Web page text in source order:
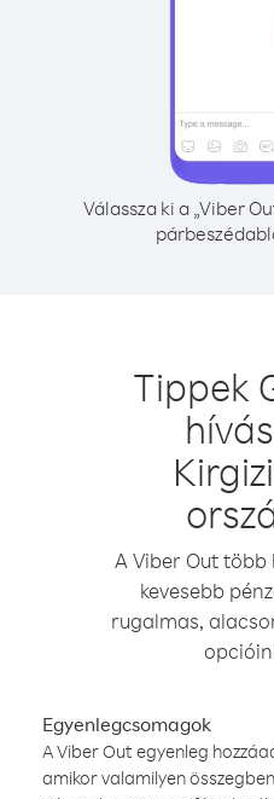
Válassza ki a „Viber
Tippek
A Viber Out
kevesebb
rugalmas,
Egyenlegcsomagok
A Viber Out egyenleg
amikor valamilyen